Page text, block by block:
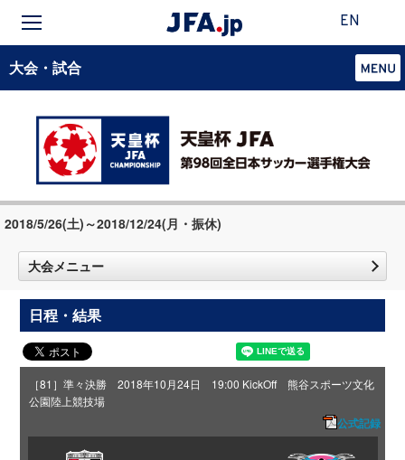
EN
大会・試合
2018/5/26(土)～2018/12/24(月・振休)
大会メニュー
日程・結果
［81］準々決勝 2018年10月24日 19:00 KickOff 熊谷スポーツ文化
公園陸上競技場
公式記録